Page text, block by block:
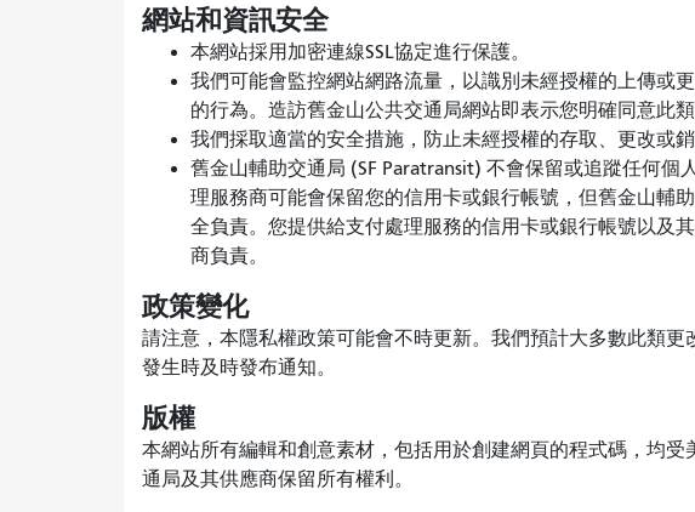
網站和資訊安全
本網站採用加密連線SSL協定進行保護。
我們可能會監控網站網路流量，以識別未經授權的上傳或
的行為。造訪舊金山公共交通局網站即表示您明確同意此類
我們採取適當的安全措施，防止未經授權的存取、更改或銷
舊金山輔助交通局 (SF Paratransit) 不會保留或追蹤任何個
理服務商可能會保留您的信用卡或銀行帳號，但舊金山輔
全負責。您提供給支付處理服務的信用卡或銀行帳號以及
商負責。
政策變化
請注意，本隱私權政策可能會不時更新。我們預計大多數此類
發生時及時發布通知。
版權
本網站所有編輯和創意素材，包括用於創建網頁的程式碼，均
通局及其供應商保留所有權利。